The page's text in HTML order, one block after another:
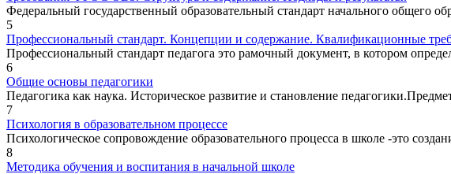
Федеральный государственный образовательный стандарт начального общего
5
Профессиональный стандарт. Концепции и содержание. Квалификационные
Профессиональный стандарт педагога это рамочный документ, в котором
6
Общие основы педагогики
Педагогика как наука. Историческое развитие и становление
7
Психология в образовательном процессе
Психологическое сопровождение образовательного процесса в школе -это
8
Методика обучения и воспитания в начальной школе